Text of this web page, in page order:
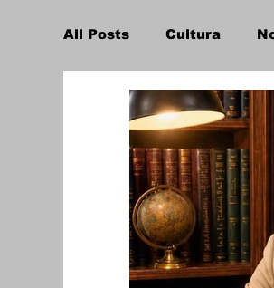
All Posts Cultura
Նորություններ/Notizie
Migrazione e Rifugiati
Filosofia Mostre